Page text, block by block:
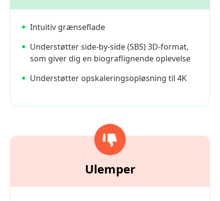
Intuitiv grænseflade
Understøtter side-by-side (SBS) 3D-format,
som giver dig en biograflignende oplevelse
Understøtter opskaleringsopløsning til 4K
Ulemper